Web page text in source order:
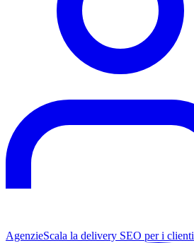
AgenzieScala la delivery SEO per i clienti